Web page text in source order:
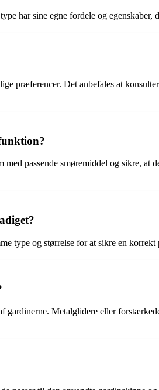
har sine egne fordele og egenskaber,
præferencer. Det anbefales at
passende smøremiddel og sikre, at
type og størrelse for at sikre en
Metalglidere eller